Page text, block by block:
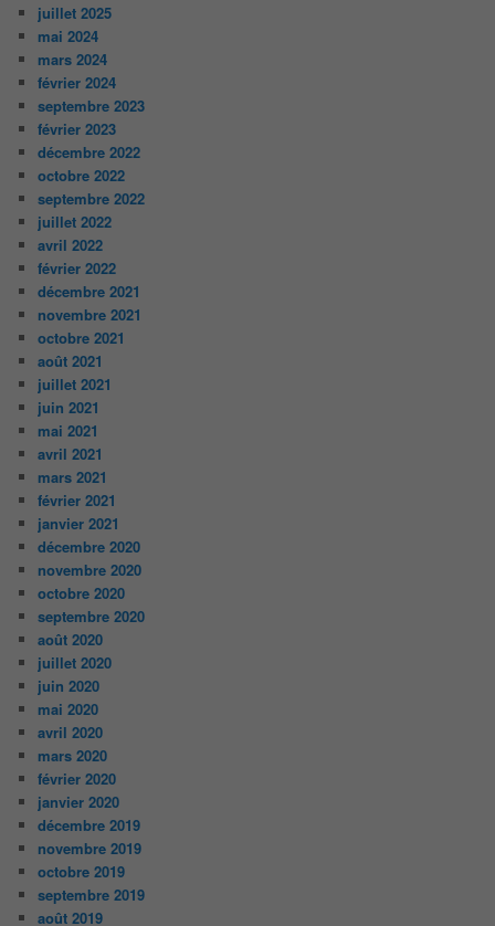
juillet 2025
mai 2024
mars 2024
février 2024
septembre 2023
février 2023
décembre 2022
octobre 2022
septembre 2022
juillet 2022
avril 2022
février 2022
décembre 2021
novembre 2021
octobre 2021
août 2021
juillet 2021
juin 2021
mai 2021
avril 2021
mars 2021
février 2021
janvier 2021
décembre 2020
novembre 2020
octobre 2020
septembre 2020
août 2020
juillet 2020
juin 2020
mai 2020
avril 2020
mars 2020
février 2020
janvier 2020
décembre 2019
novembre 2019
octobre 2019
septembre 2019
août 2019